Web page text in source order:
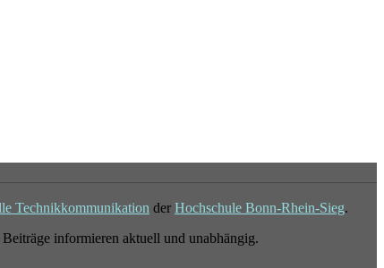
Technikkommunikation der Hochschule Bonn-Rhein-Sieg.
informieren aktuell und unabhängig.